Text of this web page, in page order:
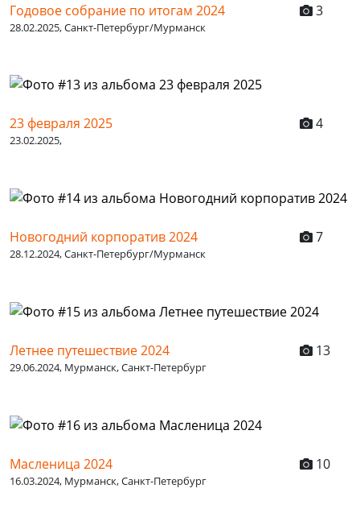
Годовое собрание по итогам 2024 3
28.02.2025, Санкт-Петербург/Мурманск
23 февраля 2025 4
23.02.2025,
Новогодний корпоратив 2024 7
28.12.2024, Санкт-Петербург/Мурманск
Летнее путешествие 2024 13
29.06.2024, Мурманск, Санкт-Петербург
Масленица 2024 10
16.03.2024, Мурманск, Санкт-Петербург